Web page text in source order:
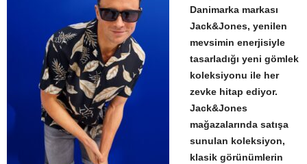
Danimarka markası
Jack&Jones, yenilen
mevsimin enerjisiyle
tasarladığı yeni gömlek
koleksiyonu ile her
zevke hitap ediyor.
Jack&Jones
mağazalarında satışa
sunulan koleksiyon,
klasik görünümlerin